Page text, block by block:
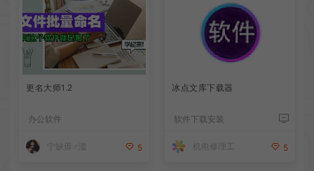
更名大师1.2
办公软件
宁缺毋♂滥 5
冰点文库下载器
软件下载安装
机电修理工 5